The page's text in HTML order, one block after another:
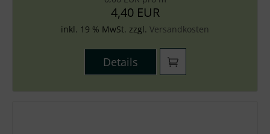
4,40 EUR
inkl. 19 % MwSt. zzgl. Versandkosten
Details